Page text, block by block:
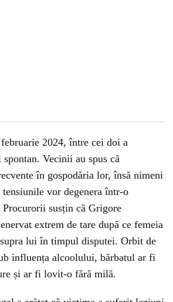
2024, între cei doi a
Vecinii au spus că
în gospodăria lor, însă nimeni
vor degenera într-o
Procurorii susțin că Grigore
extrem de tare după ce femeia
lui în timpul disputei. Orbit de
influența alcoolului, bărbatul ar fi
și ar fi lovit-o fără milă.